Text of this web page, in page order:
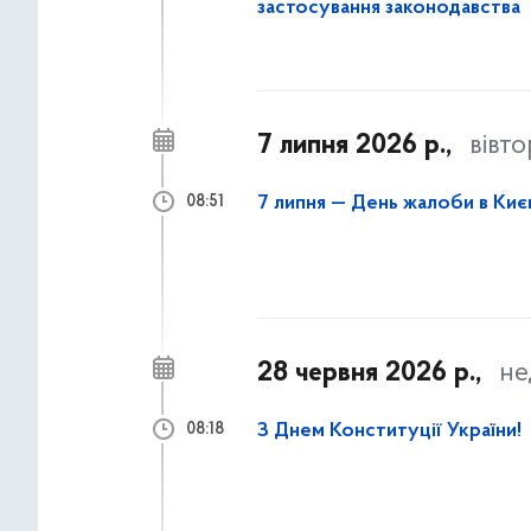
застосування законодавства
7 липня 2026 р.,
7 липня — День жалоби в
08:51
28 червня 2026 р.,
З Днем Конституції України!
08:18